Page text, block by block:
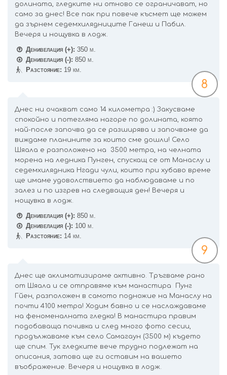
долината, гледките ни отново се ограничават, но
само за днес! Все пак при повече късмет ще можем
да зърнем седемхилядниците Ганеш и Пабил.
Вечеря и нощувка в лодж.
Денивелация (+): 350 м.
Денивелация (-): 850 м.
Разстояние: 19 км.
8
Днес ни очакват само 14 километра :) Закусваме
спокойно и потегляма нагоре по долината, която
най-после започва да се разширява и започваме да
виждаме планините за които сме дошли! Село
Шяала е разположено на 3500 метра, на челната
морена на ледника Пунген, спускащ се от Манаслу и
седемхилядника Нгади чули, които при хубаво време
ще имаме удоволствието да наблюдаваме и по
залез и по изгрев на следващия ден! Вечеря и
нощувка в лодж.
Денивелация (+): 850 м.
Денивелация (-): 100 м.
Разстояние: 14 км.
9
Днес ще аклиматизираме активно. Тръгваме рано
от Шяала и се отправяме към манастира Пунг
Гйен, разположен в самото подножие на Манаслу на
почти 4100 метра! Ходим бавно и се наслаждаваме
на феноменалната гледка! В манастира правим
подобаваща почивка и след много фото сесии,
продължаваме към село Самагаун (3500 м) където
ще спим. Тук гледките вече трудно подлежат на
описания, затова ще ги оставим на вашето
въображение. Вечеря и нощувка в лодж.